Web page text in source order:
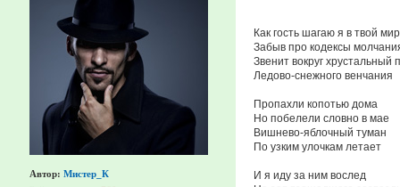
Автор: Мистер_К
Как гость шагаю я в твой мир
Забыв про кодексы
Звенит вокруг хрустальный
Ледово-снежного венчания
Пропахли копотью дома
Но побелели словно в мае
Вишнево-яблочный туман
По узким улочкам летает
И я иду за ним вослед